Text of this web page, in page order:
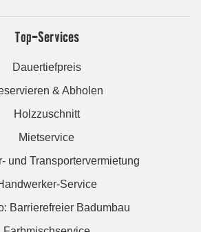
Top-Services
Dauertiefpreis
& Abholen
Holzzuschnitt
Mietservice
und Transportervermietung
Service
Barrierefreier Badumbau